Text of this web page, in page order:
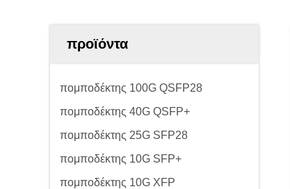
προϊόντα
πομποδέκτης 100G QSFP28
πομποδέκτης 40G QSFP+
πομποδέκτης 25G SFP28
πομποδέκτης 10G SFP+
πομποδέκτης 10G XFP